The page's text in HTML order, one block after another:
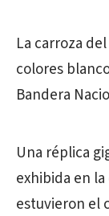
La carroza
colores
Bandera
Una réplica
exhibida en
estuvieron el